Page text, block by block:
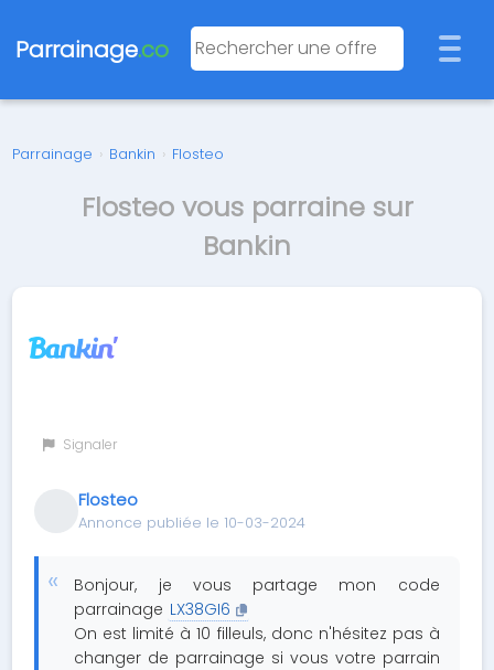
Parrainage.co
Parrainage › Bankin › Flosteo
Flosteo vous parraine sur
Bankin
Signaler
Flosteo
Annonce publiée le 10-03-2024
Bonjour, je vous partage mon code
parrainage LX38GI6
On est limité à 10 filleuls, donc n'hésitez pas à
changer de parrainage si vous votre parrain